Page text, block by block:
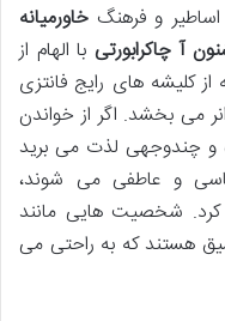
و فرهنگ خاورمیانه
آ چاکرابورتی با الهام از
کلیشه های رایج فانتزی
می بخشد. اگر از خواندن
چندوجهی لذت می برید
و عاطفی می شوند،
کرد. شخصیت هایی مانند
هستند که به راحتی می